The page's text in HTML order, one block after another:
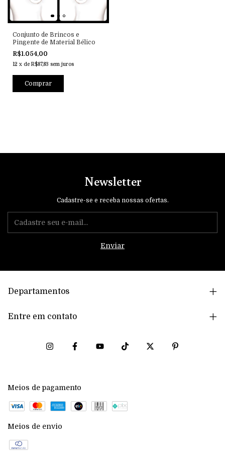
Conjunto de Brincos e
Pingente de Material Bélico
R$1.054,00
12 x de R$87,83 sem juros
Comprar
Newsletter
Cadastre-se e receba nossas ofertas.
Departamentos
Entre em contato
Meios de pagamento
Meios de envio